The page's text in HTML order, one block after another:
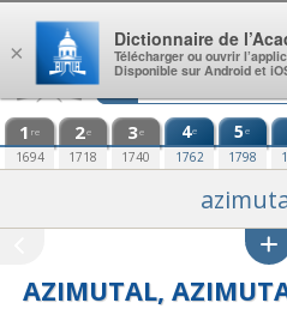
Aller au contenu
1 re
1694
2e
1718
3e
1740
4e
1762
5e
1798
AZIMUTAL,
×
Dictionnaire de
Télécharger ou ouvrir
Disponible sur Android et